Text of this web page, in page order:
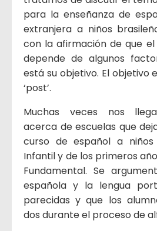
para la enseñanza de
extranjera a niños
con la afirmación de que
depende de algunos
está su objetivo. El objetivo
‘post’.
Muchas veces nos
acerca de escuelas que
curso de español a
Infantil y de los primeros
Fundamental. Se
española y la lengua
parecidas y que los
dos durante el proceso de